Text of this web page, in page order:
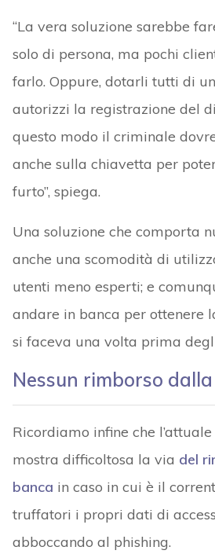
“La vera soluzione sarebbe
solo di persona, ma pochi
farlo. Oppure, dotarli tutti di
autorizzi la registrazione del
questo modo il criminale
anche sulla chiavetta per
furto”, spiega.
Una soluzione che comporta
anche una scomodità di
utenti meno esperti; e
andare in banca per ottenere
si faceva una volta prima
Nessun rimborso
Ricordiamo infine che
mostra difficoltosa la via del
banca in caso in cui è il
truffatori i propri dati di
abboccando al phishing.